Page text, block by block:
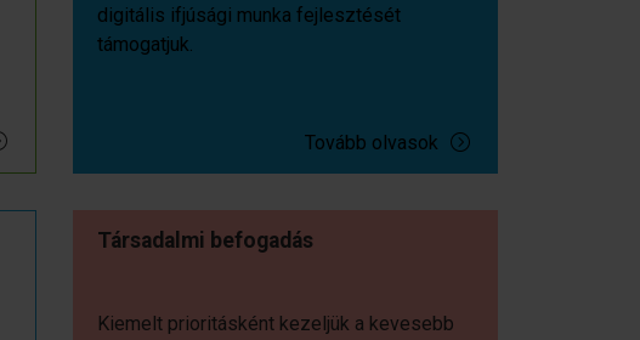
digitális ifjúsági munka fejlesztését
támogatjuk.
Tovább olvasok
Társadalmi befogadás
Kiemelt prioritásként kezeljük a kevesebb